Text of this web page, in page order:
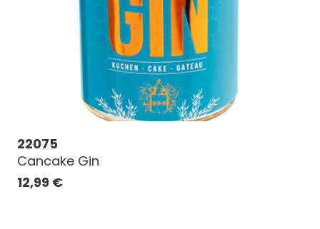
22075
Cancake Gin
12,99 €